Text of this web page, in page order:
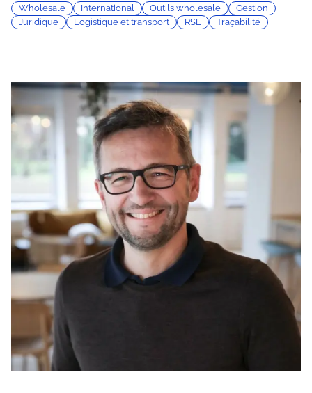
Wholesale International Outils wholesale
Gestion
Juridique
Logistique et transport RSE Traçabilité